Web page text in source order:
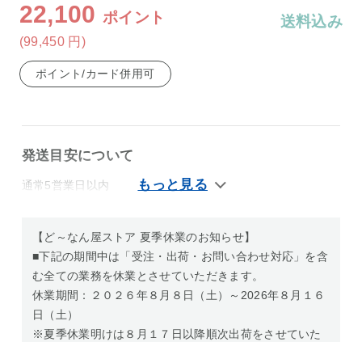
22,100ポイント
(99,450 円 )
送料込み
ポイント/カード併用可
発送目安について
通常5営業日以内
【ど～なん屋ストア 夏季休業のお知らせ】
■下記の期間中は「受注・出荷・お問い合わせ対応」を含
む全ての業務を休業とさせていただきます。
休業期間：２０２６年８月８日（土）～2026年８月１６
日（土）
※夏季休業明けは８月１７日以降順次出荷をさせていた